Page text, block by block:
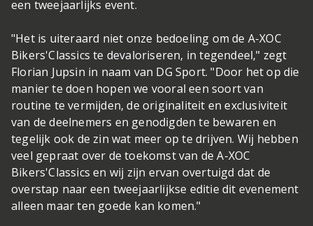
een tweejaarlijks event.
"Het is uiteraard niet onze bedoeling om de A-XOC
Bikers'Classics te devaloriseren, in tegendeel," zegt
Florian Jupsin in naam van DG Sport. "Door het op die
manier te doen hopen we vooral een soort van
routine te vermijden, de originaliteit en exclusiviteit
van de deelnemers en genodigden te bewaren en
tegelijk ook de zin wat meer op te drijven. Wij hebben
veel gepraat over de toekomst van de A-XOC
Bikers'Classics en wij zijn ervan overtuigd dat de
overstap naar een tweejaarlijkse editie dit evenement
alleen maar ten goede kan komen."